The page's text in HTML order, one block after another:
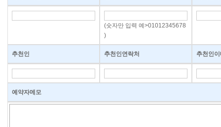
(숫자만 입력 예>01012345678
)
추천인 추천인연락처 추천인
예약자메모